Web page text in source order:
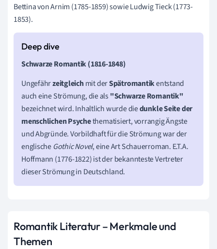
Bettina von Arnim (1785-1859) sowie Ludwig Tieck (1773-
1853).
Schwarze Romantik (1816-1848)
Ungefährzeitgleichmit derSpätromantikentstand
auch eine Strömung, die als "Schwarze Romantik"
bezeichnet wird. Inhaltlich wurde diedunkle Seite der
menschlichen Psychethematisiert, vorrangig Ängste
und Abgründe. Vorbildhaft für die Strömung war der
englische Gothic Novel, eine Art Schauerroman. E.T.A.
Hoffmann (1776-1822) ist der bekannteste Vertreter
dieser Strömung in Deutschland.
Romantik Literatur – Merkmale und
Themen